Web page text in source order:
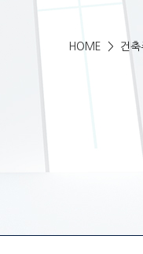
HOME > 건